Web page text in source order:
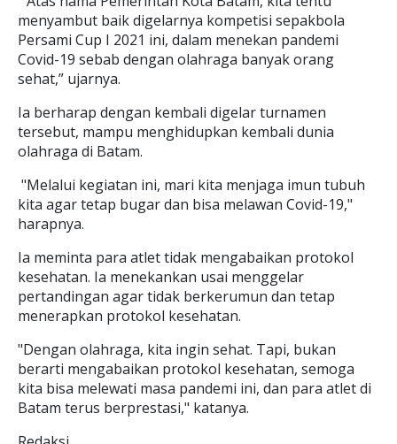
menyambut baik digelarnya kompetisi sepakbola
Persami Cup I 2021 ini, dalam menekan pandemi
Covid-19 sebab dengan olahraga banyak orang
sehat,” ujarnya.
Ia berharap dengan kembali digelar turnamen
tersebut, mampu menghidupkan kembali dunia
olahraga di Batam.
"Melalui kegiatan ini, mari kita menjaga imun tubuh
kita agar tetap bugar dan bisa melawan Covid-19,"
harapnya.
Ia meminta para atlet tidak mengabaikan protokol
kesehatan. Ia menekankan usai menggelar
pertandingan agar tidak berkerumun dan tetap
menerapkan protokol kesehatan.
"Dengan olahraga, kita ingin sehat. Tapi, bukan
berarti mengabaikan protokol kesehatan, semoga
kita bisa melewati masa pandemi ini, dan para atlet di
Batam terus berprestasi," katanya.